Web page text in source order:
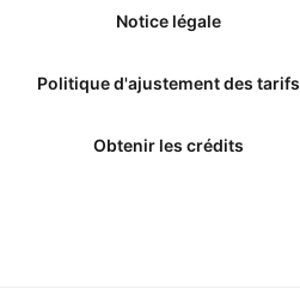
Notice légale
Politique d'ajustement des tarifs
Obtenir les crédits